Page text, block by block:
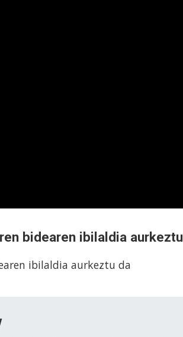
bidearen ibilaldia
ibilaldia aurkeztu da